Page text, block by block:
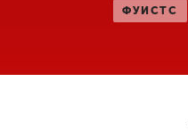
ФУИСТС